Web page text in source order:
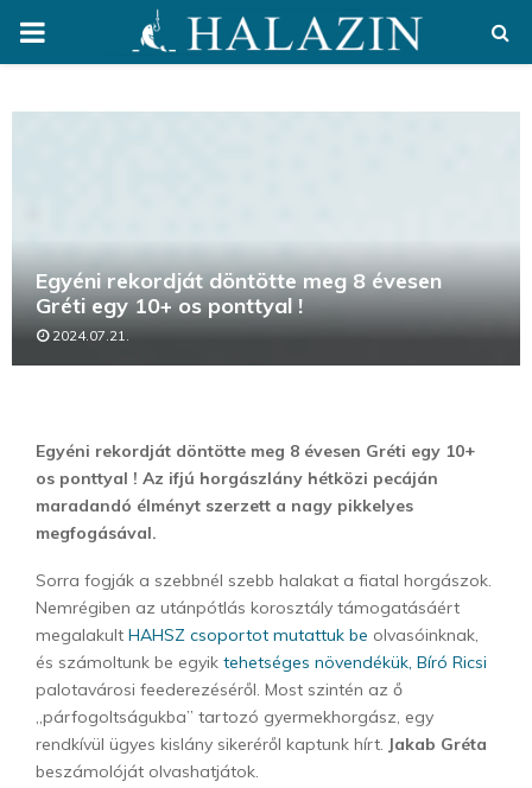
PRIMARY
Egyéni rekordját döntötte meg 8 évesen
Gréti egy 10+ os ponttyal !
2024.07.21.
Egyéni rekordját döntötte meg 8 évesen Gréti egy 10+
os ponttyal ! Az ifjú horgászlány hétközi pecáján
maradandó élményt szerzett a nagy pikkelyes
megfogásával.
Sorra fogják a szebbnél szebb halakat a fiatal horgászok.
Nemrégiben az utánpótlás korosztály támogatásáért
megalakult HAHSZ csoportot mutattuk be olvasóinknak,
és számoltunk be egyik tehetséges növendékük, Bíró Ricsi
palotavárosi feederezéséről. Most szintén az ő
„párfogoltságukba” tartozó gyermekhorgász, egy
rendkívül ügyes kislány sikeréről kaptunk hírt. Jakab Gréta
beszámolóját olvashatjátok.